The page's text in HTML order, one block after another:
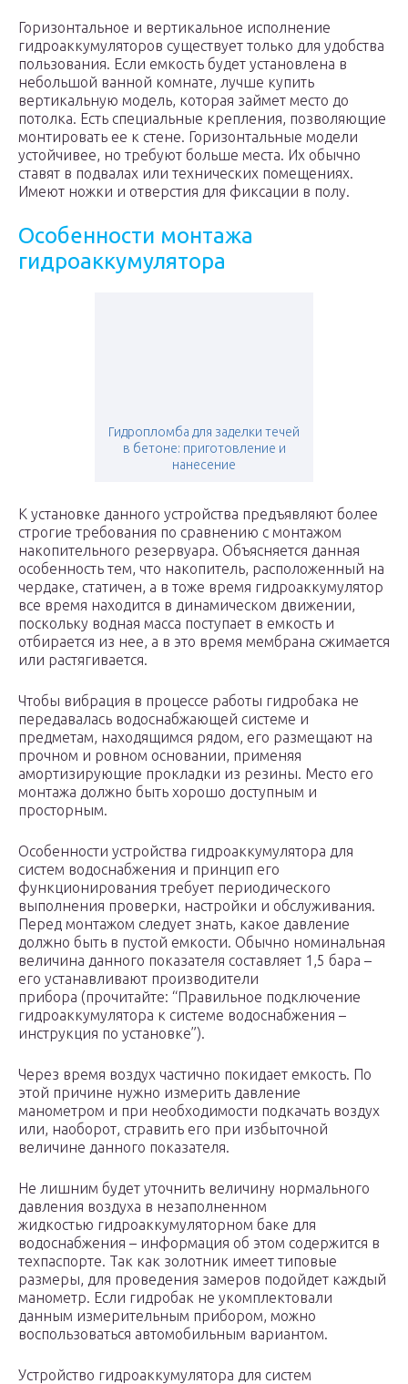
Горизонтальное и вертикальное исполнение
гидроаккумуляторов существует только для удобства
пользования. Если емкость будет установлена в
небольшой ванной комнате, лучше купить
вертикальную модель, которая займет место до
потолка. Есть специальные крепления, позволяющие
монтировать ее к стене. Горизонтальные модели
устойчивее, но требуют больше места. Их обычно
ставят в подвалах или технических помещениях.
Имеют ножки и отверстия для фиксации в полу.
Особенности монтажа
гидроаккумулятора
Гидропломба для заделки течей
в бетоне: приготовление и
нанесение
К установке данного устройства предъявляют более
строгие требования по сравнению с монтажом
накопительного резервуара. Объясняется данная
особенность тем, что накопитель, расположенный на
чердаке, статичен, а в тоже время гидроаккумулятор
все время находится в динамическом движении,
поскольку водная масса поступает в емкость и
отбирается из нее, а в это время мембрана сжимается
или растягивается.
Чтобы вибрация в процессе работы гидробака не
передавалась водоснабжающей системе и
предметам, находящимся рядом, его размещают на
прочном и ровном основании, применяя
амортизирующие прокладки из резины. Место его
монтажа должно быть хорошо доступным и
просторным.
Особенности устройства гидроаккумулятора для
систем водоснабжения и принцип его
функционирования требует периодического
выполнения проверки, настройки и обслуживания.
Перед монтажом следует знать, какое давление
должно быть в пустой емкости. Обычно номинальная
величина данного показателя составляет 1,5 бара –
его устанавливают производители
прибора (прочитайте: “Правильное подключение
гидроаккумулятора к системе водоснабжения –
инструкция по установке”).
Через время воздух частично покидает емкость. По
этой причине нужно измерить давление
манометром и при необходимости подкачать воздух
или, наоборот, стравить его при избыточной
величине данного показателя.
Не лишним будет уточнить величину нормального
давления воздуха в незаполненном
жидкостью гидроаккумуляторном баке для
водоснабжения – информация об этом содержится в
техпаспорте. Так как золотник имеет типовые
размеры, для проведения замеров подойдет каждый
манометр. Если гидробак не укомплектовали
данным измерительным прибором, можно
воспользоваться автомобильным вариантом.
Устройство гидроаккумулятора для систем